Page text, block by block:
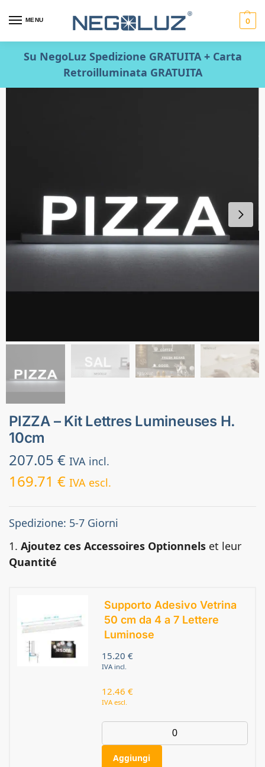
MENU 0
Su NegoLuz Spedizione GRATUITA + Carta
Retroilluminata GRATUITA
PIZZA – Kit Lettres Lumineuses H.
10cm
207.05 € IVA incl.
169.71 € IVA escl.
Spedizione: 5-7 Giorni
1. Ajoutez ces Accessoires Optionnels et leur
Quantité
Supporto Adesivo Vetrina
50 cm da 4 a 7 Lettere
Luminose
15.20 €
IVA incl.
12.46 €
IVA escl.
Aggiungi